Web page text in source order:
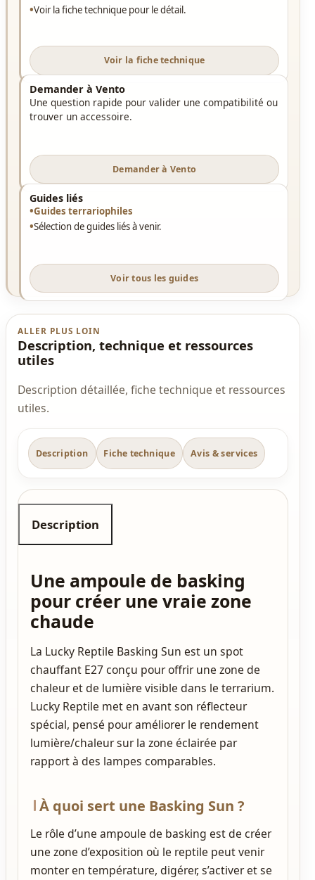
Voir la fiche technique pour le détail.
Voir la fiche technique
Demander à Vento
Une question rapide pour valider une compatibilité ou
trouver un accessoire.
Demander à Vento
Guides liés
Guides terrariophiles
Sélection de guides liés à venir.
Voir tous les guides
ALLER PLUS LOIN
Description, technique et ressources
utiles
Description détaillée, fiche technique et ressources
utiles.
Description Fiche technique Avis & services
Description
Une ampoule de basking
pour créer une vraie zone
chaude
La Lucky Reptile Basking Sun est un spot
chauffant E27 conçu pour offrir une zone de
chaleur et de lumière visible dans le terrarium.
Lucky Reptile met en avant son réflecteur
spécial, pensé pour améliorer le rendement
lumière/chaleur sur la zone éclairée par
rapport à des lampes comparables.
À quoi sert une Basking Sun ?
Le rôle d’une ampoule de basking est de créer
une zone d’exposition où le reptile peut venir
monter en température, digérer, s’activer et se